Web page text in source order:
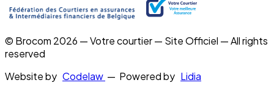
© Brocom 2026 — Votre courtier — Site Officiel — All rights
reserved
Website by Codelaw — Powered by Lidia